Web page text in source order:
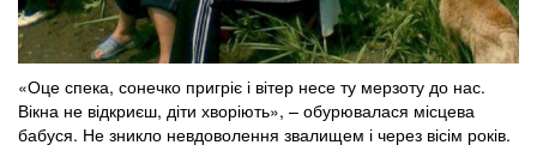
«Оце спека, сонечко пригріє і вітер несе ту мерзоту до нас.
Вікна не відкриєш, діти хворіють», – обурювалася місцева
бабуся. Не зникло невдоволення звалищем і через вісім років.